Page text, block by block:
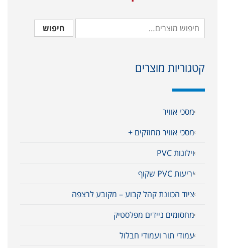
חיפוש
קטגוריות מוצרים
מסכי אוויר
מסכי אוויר מחוזקים +
וילונות PVC
יריעות PVC שקוף
ציוד הכוונת קהל קבוע – מקובע לרצפה
מחסומים ניידים מפלסטיק
עמודי תור ועמודי חבלול